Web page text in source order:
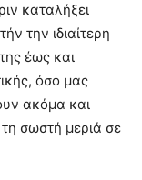
καταλήξει
την ιδιαίτερη
έως και
όσο μας
ακόμα και
σωστή μεριά σε